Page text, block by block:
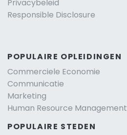
Privacybeleid
Responsible Disclosure
POPULAIRE OPLEIDINGEN
Commerciele Economie
Communicatie
Marketing
Human Resource Management
POPULAIRE STEDEN